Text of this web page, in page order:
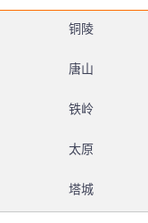
铜陵
唐山
铁岭
太原
塔城